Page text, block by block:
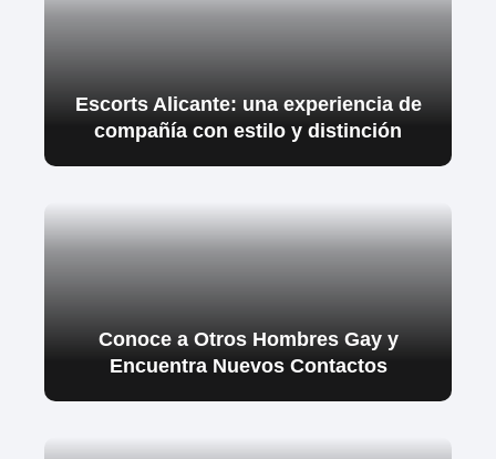
Escorts Alicante: una experiencia de
compañía con estilo y distinción
Conoce a Otros Hombres Gay y
Encuentra Nuevos Contactos